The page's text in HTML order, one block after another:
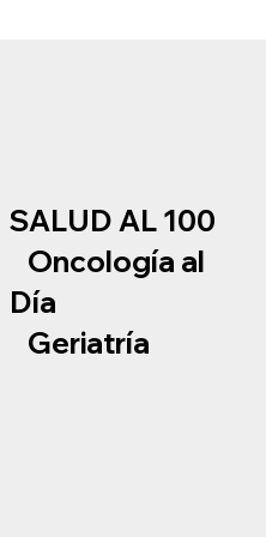
SALUD AL 100
Oncología al
Día
Geriatría